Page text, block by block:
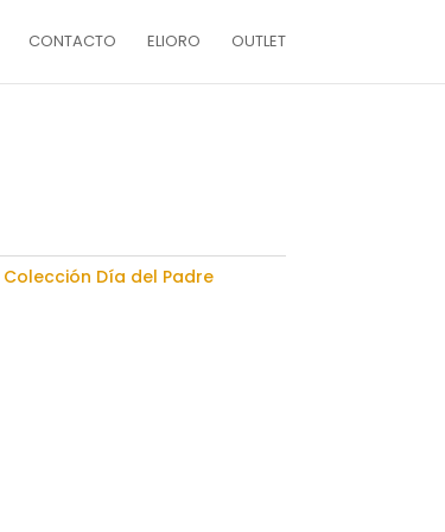
CONTACTO ELIORO OUTLET
Colección Día del Padre